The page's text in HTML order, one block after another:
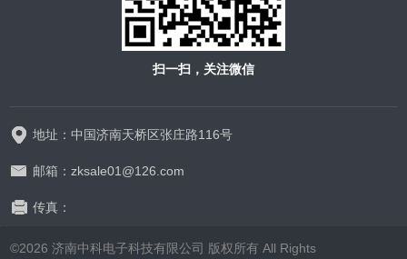
扫一扫，关注微信
地址：中国济南天桥区张庄路116号
邮箱：zksale01@126.com
传真：
©2026 济南中科电子科技有限公司 版权所有 All Rights